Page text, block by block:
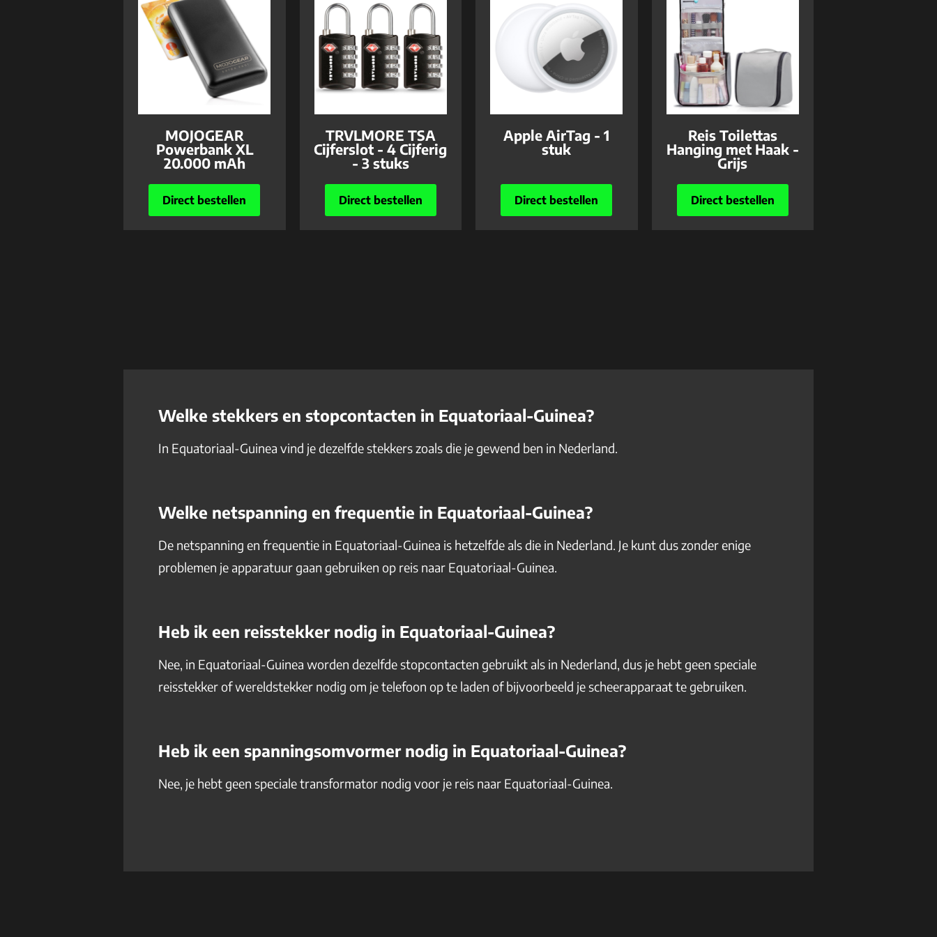
MOJOGEAR
Powerbank XL
20.000 mAh
Direct bestellen
TRVLMORE TSA
Cijferslot - 4 Cijferig
- 3 stuks
Direct bestellen
Apple AirTag - 1
stuk
Direct bestellen
Reis Toilettas
Hanging met Haak -
Grijs
Direct bestellen
Welke stekkers en stopcontacten in Equatoriaal-Guinea?
In Equatoriaal-Guinea vind je dezelfde stekkers zoals die je gewend ben in Nederland.
Welke netspanning en frequentie in Equatoriaal-Guinea?
De netspanning en frequentie in Equatoriaal-Guinea is hetzelfde als die in Nederland. Je kunt dus zonder enige
problemen je apparatuur gaan gebruiken op reis naar Equatoriaal-Guinea.
Heb ik een reisstekker nodig in Equatoriaal-Guinea?
Nee, in Equatoriaal-Guinea worden dezelfde stopcontacten gebruikt als in Nederland, dus je hebt geen speciale
reisstekker of wereldstekker nodig om je telefoon op te laden of bijvoorbeeld je scheerapparaat te gebruiken.
Heb ik een spanningsomvormer nodig in Equatoriaal-Guinea?
Nee, je hebt geen speciale transformator nodig voor je reis naar Equatoriaal-Guinea.